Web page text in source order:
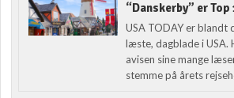
“Danskerby” er Top
USA TODAY er blandt
læste, dagblade i USA.
avisen sine mange
stemme på årets